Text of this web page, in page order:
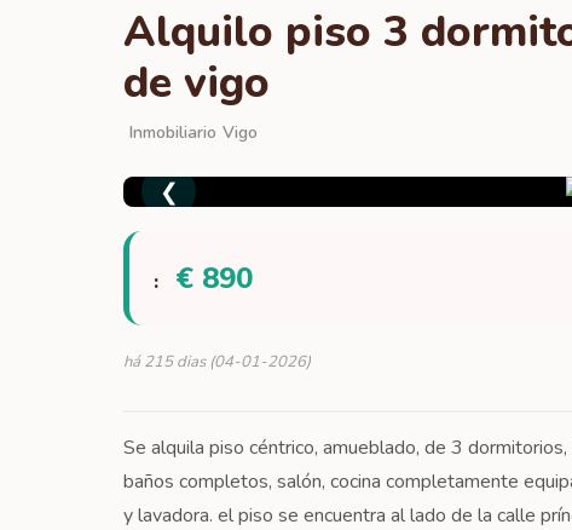
Alquilo piso 3
de vigo
Inmobiliario Vigo
❮
: € 890
há 215 dias (04-01-2026)
Se alquila piso céntrico, amueblado, de 3
baños completos, salón, cocina completamente
y lavadora. el piso se encuentra al lado de la calle